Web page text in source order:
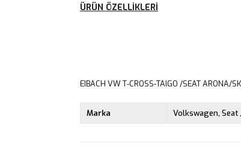
ÜRÜN ÖZELLIKLERI
EIBACH VW T-CROSS-TAIGO /SEAT ARONA/
Marka Volkswagen Seat